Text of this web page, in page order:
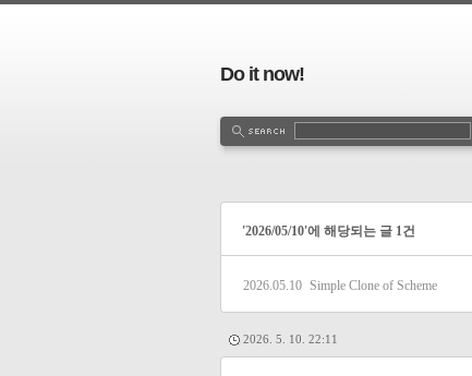
Do it now!
'2026/05/10'에 해당되는 글 1건
2026.05.10 Simple Clone of Scheme
2026. 5. 10. 22:11